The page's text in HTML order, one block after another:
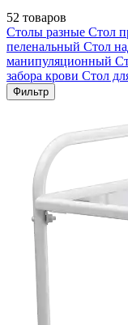
52 товаров
Столы разные Стол
пеленальный Стол
манипуляционный
забора крови Стол
Фильтр